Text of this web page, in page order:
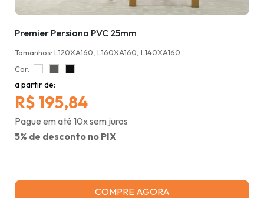
Premier Persiana PVC 25mm
Tamanhos: L120XA160, L160XA160, L140XA160
Cor:
a partir de:
R$ 195,84
Pague em até 10x sem juros
5% de desconto no PIX
COMPRE AGORA